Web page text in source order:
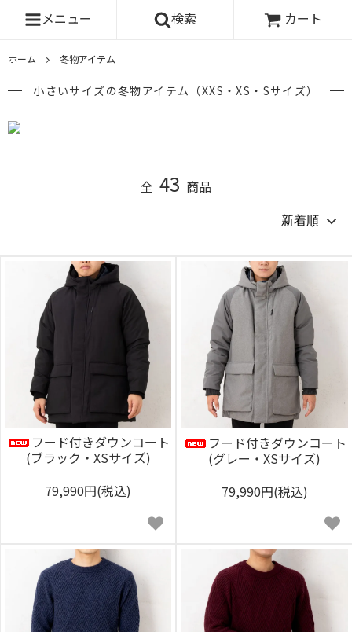
メニュー 検索 カート
ホーム 冬物アイテム
小さいサイズの冬物アイテム（XXS・XS・Sサイズ）
全 43 商品
フード付きダウンコート
(ブラック・XSサイズ)
79,990円(税込)
フード付きダウンコート
(グレー・XSサイズ)
79,990円(税込)